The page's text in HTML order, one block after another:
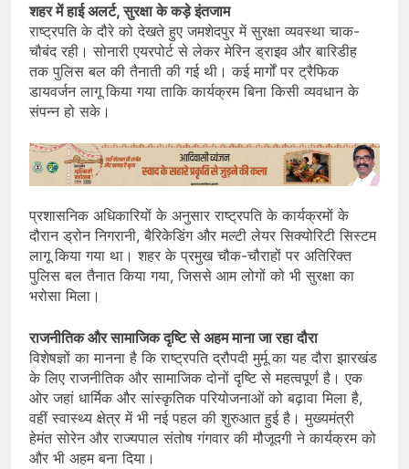
शहर में हाई अलर्ट, सुरक्षा के कड़े इंतजाम
राष्ट्रपति के दौरे को देखते हुए जमशेदपुर में सुरक्षा व्यवस्था चाक-
चौबंद रही। सोनारी एयरपोर्ट से लेकर मेरिन ड्राइव और बारिडीह
तक पुलिस बल की तैनाती की गई थी। कई मार्गों पर ट्रैफिक
डायवर्जन लागू किया गया ताकि कार्यक्रम बिना किसी व्यवधान के
संपन्न हो सके।
प्रशासनिक अधिकारियों के अनुसार राष्ट्रपति के कार्यक्रमों के
दौरान ड्रोन निगरानी, बैरिकेडिंग और मल्टी लेयर सिक्योरिटी सिस्टम
लागू किया गया था। शहर के प्रमुख चौक-चौराहों पर अतिरिक्त
पुलिस बल तैनात किया गया, जिससे आम लोगों को भी सुरक्षा का
भरोसा मिला।
राजनीतिक और सामाजिक दृष्टि से अहम माना जा रहा दौरा
विशेषज्ञों का मानना है कि राष्ट्रपति द्रौपदी मुर्मू का यह दौरा झारखंड
के लिए राजनीतिक और सामाजिक दोनों दृष्टि से महत्वपूर्ण है। एक
ओर जहां धार्मिक और सांस्कृतिक परियोजनाओं को बढ़ावा मिला है,
वहीं स्वास्थ्य क्षेत्र में भी नई पहल की शुरुआत हुई है। मुख्यमंत्री
हेमंत सोरेन और राज्यपाल संतोष गंगवार की मौजूदगी ने कार्यक्रम को
और भी अहम बना दिया।